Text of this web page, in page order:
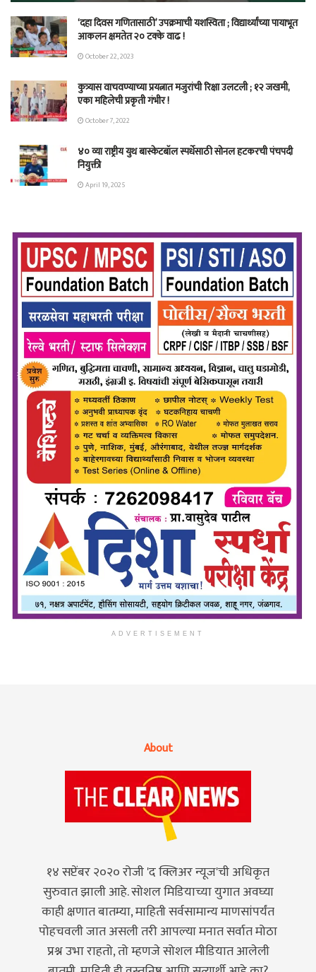
‘दहा दिवस गणितासाठी’ उपक्रमाची यशस्विता ; विद्यार्थ्यांच्या पायाभूत
आकलन क्षमतेत २० टक्के वाढ !
October 22, 2023
कुत्र्यास वाचवण्याच्या‎ प्रयत्नात मजुरांची रिक्षा उलटली ; १२ जखमी,
एका महिलेची प्रकृती गंभीर‎ !
October 7, 2022
४० व्या राष्ट्रीय युथ बास्केटबॉल स्पर्धेसाठी सोनल हटकरची पंचपदी
नियुक्ती
April 19, 2025
ADVERTISEMENT
About
१४ सप्टेंबर २०२० रोजी 'द क्लिअर न्यूज'ची अधिकृत
सुरुवात झाली आहे. सोशल मिडियाच्या युगात अवघ्या
काही क्षणात बातम्या, माहिती सर्वसामान्य माणसांपर्यंत
पोहचवली जात असली तरी आपल्या मनात सर्वात मोठा
प्रश्न उभा राहतो, तो म्हणजे सोशल मीडियात आलेली